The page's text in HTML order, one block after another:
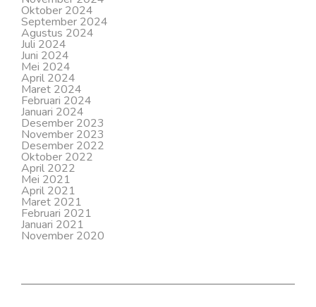
Oktober 2024
September 2024
Agustus 2024
Juli 2024
Juni 2024
Mei 2024
April 2024
Maret 2024
Februari 2024
Januari 2024
Desember 2023
November 2023
Desember 2022
Oktober 2022
April 2022
Mei 2021
April 2021
Maret 2021
Februari 2021
Januari 2021
November 2020